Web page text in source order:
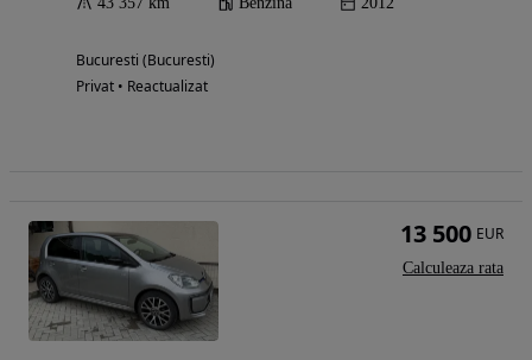
Bucuresti (Bucuresti)
Privat • Reactualizat
13 500 EUR
Calculeaza rata